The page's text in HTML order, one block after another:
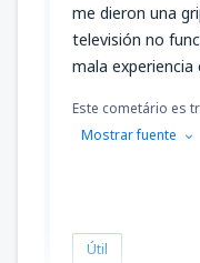
me dieron una
televisión no
mala experiencia
Este cometário es
Mostrar fuente
Útil